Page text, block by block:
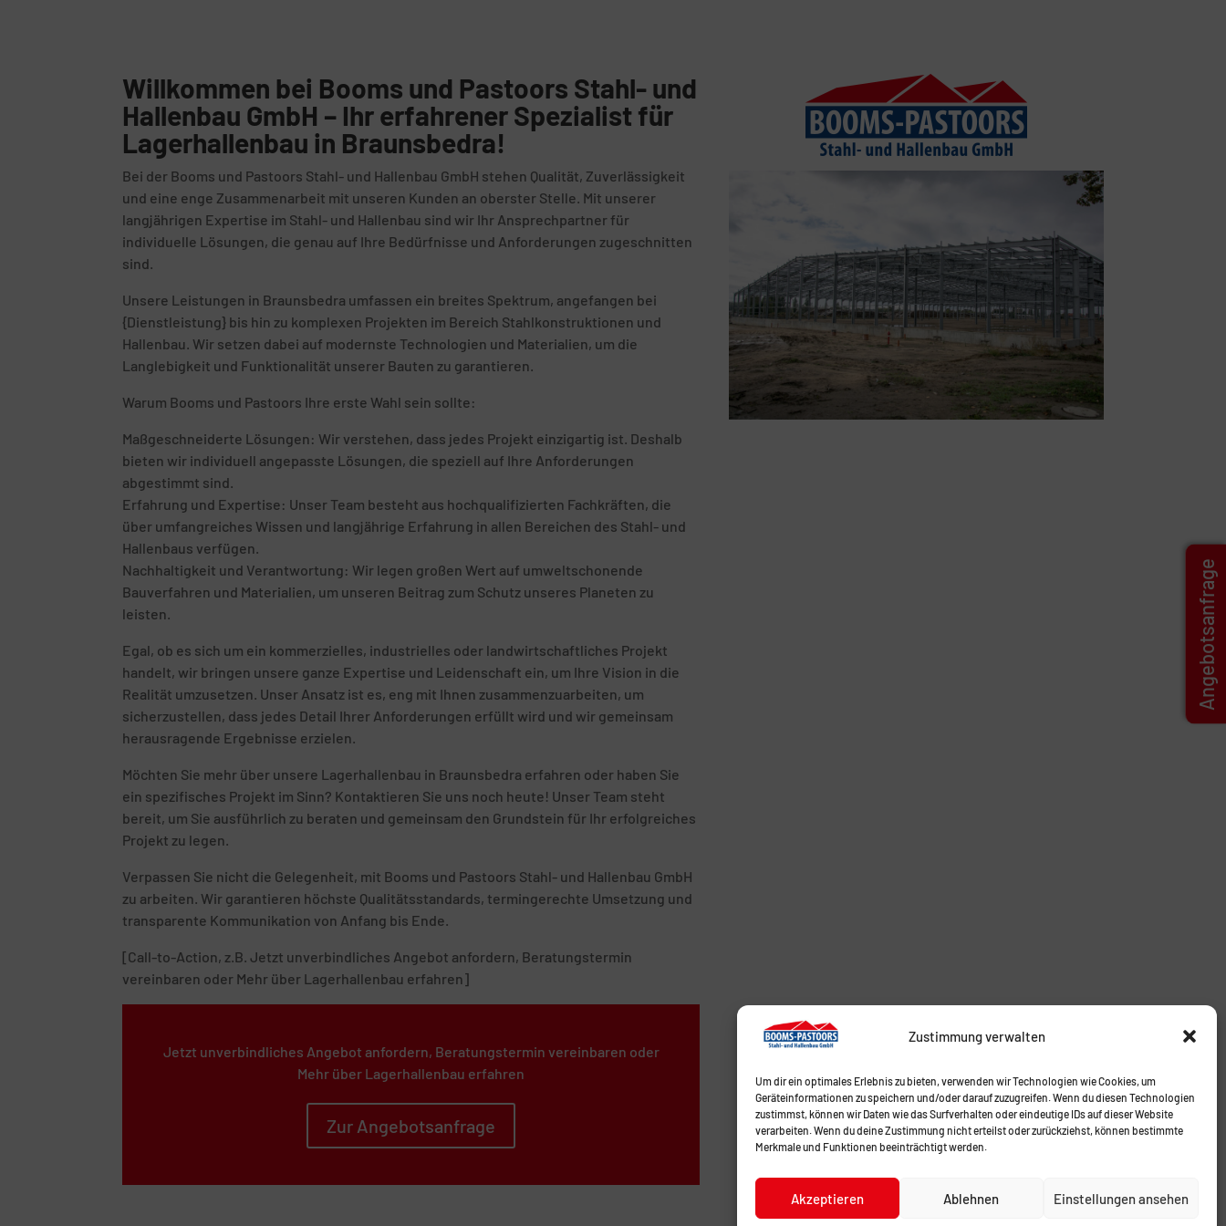
Zustimmung verwalten
Um dir ein optimales Erlebnis zu bieten, verwenden wir Technologien wie Cookies, um
Geräteinformationen zu speichern und/oder darauf zuzugreifen. Wenn du diesen Technologien
zustimmst, können wir Daten wie das Surfverhalten oder eindeutige IDs auf dieser Website
verarbeiten. Wenn du deine Zustimmung nicht erteilst oder zurückziehst, können bestimmte
Merkmale und Funktionen beeinträchtigt werden.
Akzeptieren Ablehnen Einstellungen ansehen
Willkommen bei Booms und Pastoors Stahl- und
Hallenbau GmbH – Ihr erfahrener Spezialist für
Lagerhallenbau in Braunsbedra!
Bei der Booms und Pastoors Stahl- und Hallenbau GmbH stehen Qualität, Zuverlässigkeit
und eine enge Zusammenarbeit mit unseren Kunden an oberster Stelle. Mit unserer
langjährigen Expertise im Stahl- und Hallenbau sind wir Ihr Ansprechpartner für
individuelle Lösungen, die genau auf Ihre Bedürfnisse und Anforderungen zugeschnitten
sind.
Unsere Leistungen in Braunsbedra umfassen ein breites Spektrum, angefangen bei
{Dienstleistung} bis hin zu komplexen Projekten im Bereich Stahlkonstruktionen und
Hallenbau. Wir setzen dabei auf modernste Technologien und Materialien, um die
Langlebigkeit und Funktionalität unserer Bauten zu garantieren.
Warum Booms und Pastoors Ihre erste Wahl sein sollte:
Maßgeschneiderte Lösungen: Wir verstehen, dass jedes Projekt einzigartig ist. Deshalb
bieten wir individuell angepasste Lösungen, die speziell auf Ihre Anforderungen
abgestimmt sind.
Erfahrung und Expertise: Unser Team besteht aus hochqualifizierten Fachkräften, die
über umfangreiches Wissen und langjährige Erfahrung in allen Bereichen des Stahl- und
Hallenbaus verfügen.
Nachhaltigkeit und Verantwortung: Wir legen großen Wert auf umweltschonende
Bauverfahren und Materialien, um unseren Beitrag zum Schutz unseres Planeten zu
leisten.
Egal, ob es sich um ein kommerzielles, industrielles oder landwirtschaftliches Projekt
handelt, wir bringen unsere ganze Expertise und Leidenschaft ein, um Ihre Vision in die
Realität umzusetzen. Unser Ansatz ist es, eng mit Ihnen zusammenzuarbeiten, um
sicherzustellen, dass jedes Detail Ihrer Anforderungen erfüllt wird und wir gemeinsam
herausragende Ergebnisse erzielen.
Möchten Sie mehr über unsere Lagerhallenbau in Braunsbedra erfahren oder haben Sie
ein spezifisches Projekt im Sinn? Kontaktieren Sie uns noch heute! Unser Team steht
bereit, um Sie ausführlich zu beraten und gemeinsam den Grundstein für Ihr erfolgreiches
Projekt zu legen.
Verpassen Sie nicht die Gelegenheit, mit Booms und Pastoors Stahl- und Hallenbau GmbH
zu arbeiten. Wir garantieren höchste Qualitätsstandards, termingerechte Umsetzung und
transparente Kommunikation von Anfang bis Ende.
[Call-to-Action, z.B. Jetzt unverbindliches Angebot anfordern, Beratungstermin
vereinbaren oder Mehr über Lagerhallenbau erfahren]
Jetzt unverbindliches Angebot anfordern, Beratungstermin vereinbaren oder
Mehr über Lagerhallenbau erfahren
Zur Angebotsanfrage
Angebotsanfrage